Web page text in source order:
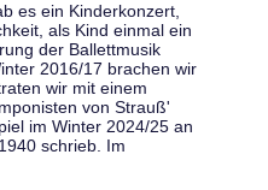
es ein Kinderkonzert,
als Kind einmal ein
der Ballettmusik
2016/17 brachen wir
wir mit einem
von Strauß'
im Winter 2024/25 an
schrieb. Im